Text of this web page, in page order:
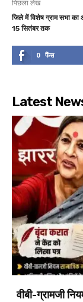
पिछला लेख
जिले में विशेष ग्राम सभा
15 सितंबर तक
0 फैंस
Latest
वीबी-ग्रामजी